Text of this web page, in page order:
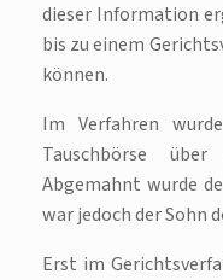
dieser Information
bis zu einem
können.
Im Verfahren
Tauschbörse
Abgemahnt wurde
war jedoch der Sohn
Erst im